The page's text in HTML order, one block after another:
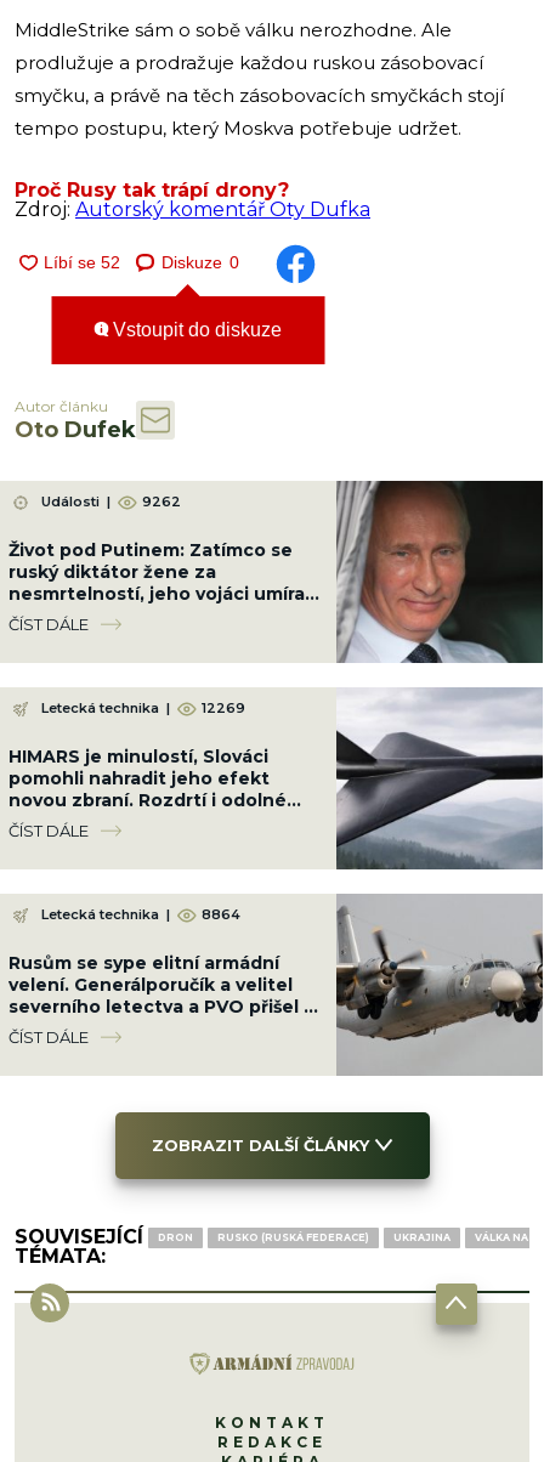
MiddleStrike sám o sobě válku nerozhodne. Ale
prodlužuje a prodražuje každou ruskou zásobovací
smyčku, a právě na těch zásobovacích smyčkách stojí
tempo postupu, který Moskva potřebuje udržet.
Proč Rusy tak trápí drony?
Zdroj: Autorský komentář Oty Dufka
Diskuze 0
Vstoupit do diskuze
Autor článku
Oto Dufek
Události | 9262
Život pod Putinem: Zatímco se
ruský diktátor žene za
nesmrtelností, jeho vojáci umírají
po statisících na Ukrajině
ČÍST DÁLE
Letecká technika | 12269
HIMARS je minulostí, Slováci
pomohli nahradit jeho efekt
novou zbraní. Rozdrtí i odolné
cíle až na 250 km
ČÍST DÁLE
Letecká technika | 8864
Rusům se sype elitní armádní
velení. Generálporučík a velitel
severního letectva a PVO přišel o
život jejich vinou
ČÍST DÁLE
ZOBRAZIT DALŠÍ ČLÁNKY
SOUVISEJÍCÍ
TÉMATA:
DRON RUSKO (RUSKÁ FEDERACE) UKRAJINA VÁLKA NA
KONTAKT
REDAKCE